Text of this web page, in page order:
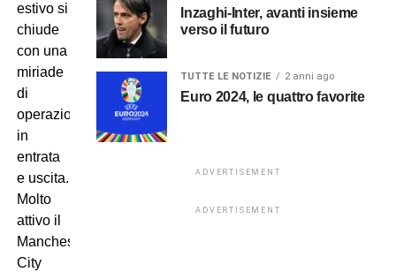
estivo si
chiude
con una
miriade
di
operazioni
in
entrata
e uscita.
Molto
attivo il
Manchester
City
Inzaghi-Inter, avanti insieme
verso il futuro
TUTTE LE NOTIZIE 2 anni ago
Euro 2024, le quattro favorite
ADVERTISEMENT
ADVERTISEMENT